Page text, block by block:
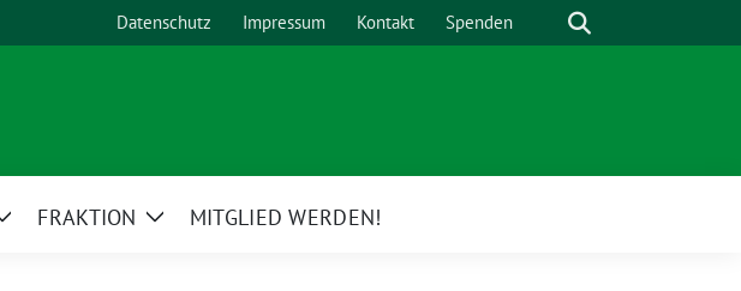
Datenschutz Impressum Kontakt Spenden Suche
ZeigeFRAKTION
ZeigeMITGLIED WERDEN!